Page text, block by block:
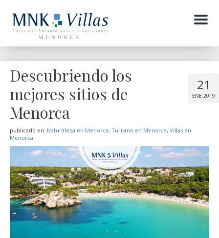
Menu
21
ENE 2019
Descubriendo los
mejores sitios de
Menorca
publicado en: Naturaleza en Menorca, Turismo en Menorca, Villas en
Menorca